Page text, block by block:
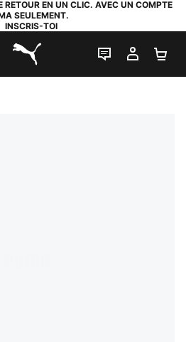
EN UN CLIC. AVEC UN COMPTE
SEULEMENT.
INSCRIS-TOI
PUMA.com
LIVE CHAT
MON